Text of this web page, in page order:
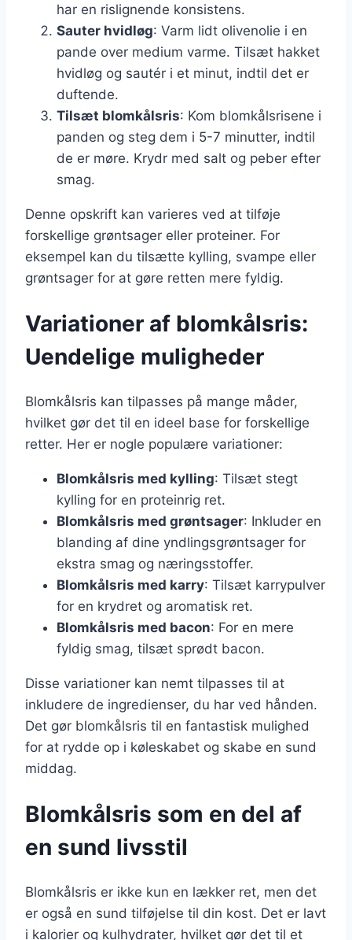
har en rislignende konsistens.
Sauter hvidløg: Varm lidt olivenolie i en
pande over medium varme. Tilsæt hakket
hvidløg og sautér i et minut, indtil det er
duftende.
Tilsæt blomkålsris: Kom blomkålsrisene i
panden og steg dem i 5-7 minutter, indtil
de er møre. Krydr med salt og peber efter
smag.
Denne opskrift kan varieres ved at tilføje
forskellige grøntsager eller proteiner. For
eksempel kan du tilsætte kylling, svampe eller
grøntsager for at gøre retten mere fyldig.
Variationer af blomkålsris:
Uendelige muligheder
Blomkålsris kan tilpasses på mange måder,
hvilket gør det til en ideel base for forskellige
retter. Her er nogle populære variationer:
Blomkålsris med kylling: Tilsæt stegt
kylling for en proteinrig ret.
Blomkålsris med grøntsager: Inkluder en
blanding af dine yndlingsgrøntsager for
ekstra smag og næringsstoffer.
Blomkålsris med karry: Tilsæt karrypulver
for en krydret og aromatisk ret.
Blomkålsris med bacon: For en mere
fyldig smag, tilsæt sprødt bacon.
Disse variationer kan nemt tilpasses til at
inkludere de ingredienser, du har ved hånden.
Det gør blomkålsris til en fantastisk mulighed
for at rydde op i køleskabet og skabe en sund
middag.
Blomkålsris som en del af
en sund livsstil
Blomkålsris er ikke kun en lækker ret, men det
er også en sund tilføjelse til din kost. Det er lavt
i kalorier og kulhydrater, hvilket gør det til et